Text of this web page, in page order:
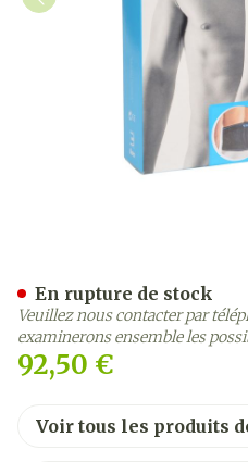
92,50 €
En rupture de stock
Veuillez nous contacter par
examinerons ensemble les
Voir tous les produits